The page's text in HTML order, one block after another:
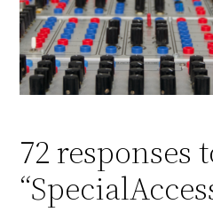
72 responses